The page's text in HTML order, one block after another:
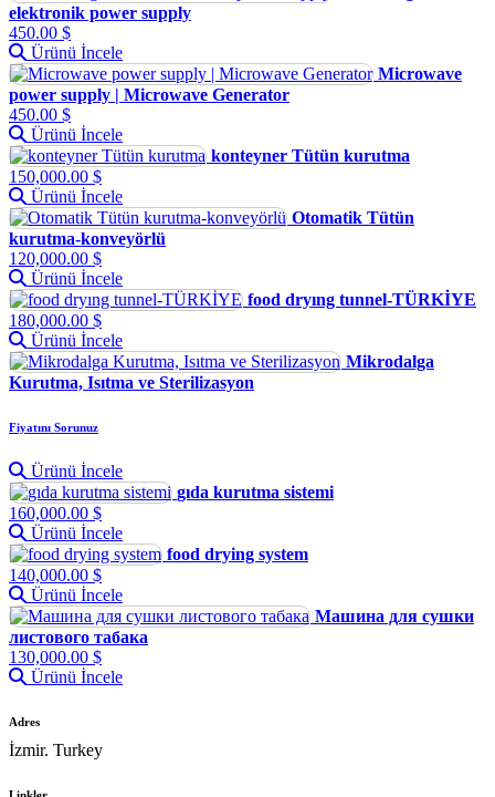
elektronik power supply
450.00 $
Ürünü İncele
Microwave
power supply | Microwave Generator
450.00 $
Ürünü İncele
konteyner Tütün kurutma
150,000.00 $
Ürünü İncele
Otomatik Tütün
kurutma-konveyörlü
120,000.00 $
Ürünü İncele
food dryıng tunnel-TÜRKİYE
180,000.00 $
Ürünü İncele
Mikrodalga
Kurutma, Isıtma ve Sterilizasyon
Fiyatını Sorunuz
Ürünü İncele
gıda kurutma sistemi
160,000.00 $
Ürünü İncele
food drying system
140,000.00 $
Ürünü İncele
Машина для сушки
листового табака
130,000.00 $
Ürünü İncele
Adres
İzmir. Turkey